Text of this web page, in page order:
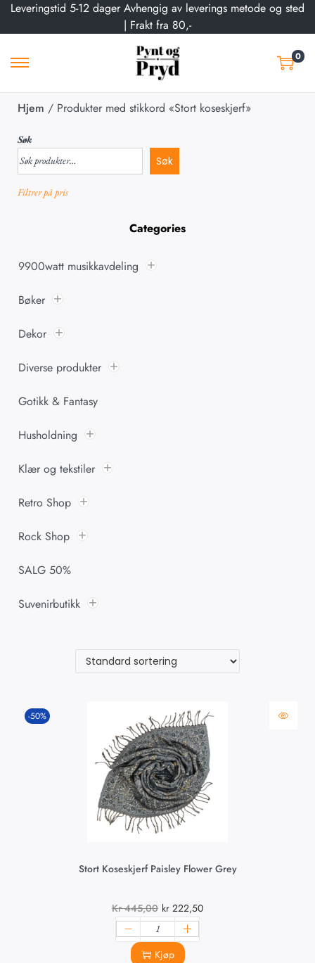
Leveringstid 5-12 dager Avhengig av leverings metode og sted
| Frakt fra 80,-
0
Hjem / Produkter med stikkord «Stort koseskjerf»
Søk
Søk
Filtrer på pris
Categories
9900watt musikkavdeling
Bøker
Dekor
Diverse produkter
Gotikk & Fantasy
Husholdning
Klær og tekstiler
Retro Shop
Rock Shop
SALG 50%
Suvenirbutikk
-50%
Stort Koseskjerf Paisley Flower Grey
Kr445,00 kr 222,50
Kjøp